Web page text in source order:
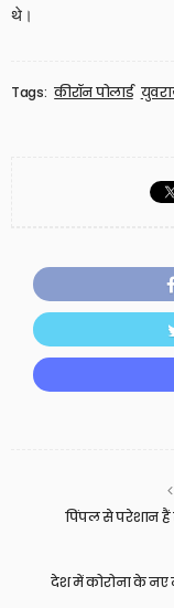
थे।
Tags: कीरॉन पोलार्ड
पिंपल से परेशान हैं
देश में कोरोना के नए